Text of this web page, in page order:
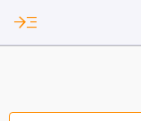
read_more